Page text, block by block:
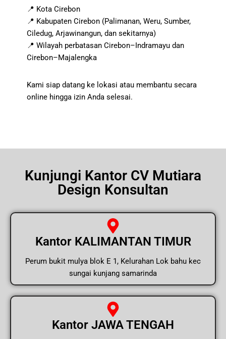
📍 Kota Cirebon
📍 Kabupaten Cirebon (Palimanan, Weru, Sumber,
Ciledug, Arjawinangun, dan sekitarnya)
📍 Wilayah perbatasan Cirebon–Indramayu dan
Cirebon–Majalengka
Kami siap datang ke lokasi atau membantu secara
online hingga izin Anda selesai.
Kunjungi Kantor CV Mutiara
Design Konsultan
Kantor KALIMANTAN TIMUR
Perum bukit mulya blok E 1, Kelurahan Lok bahu kec
sungai kunjang samarinda
Kantor JAWA TENGAH